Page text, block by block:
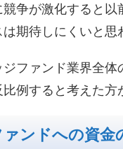
競争が激化すると以
期待しにくいと思
ファンド業界全体
例すると考えた方
ンドへの資金